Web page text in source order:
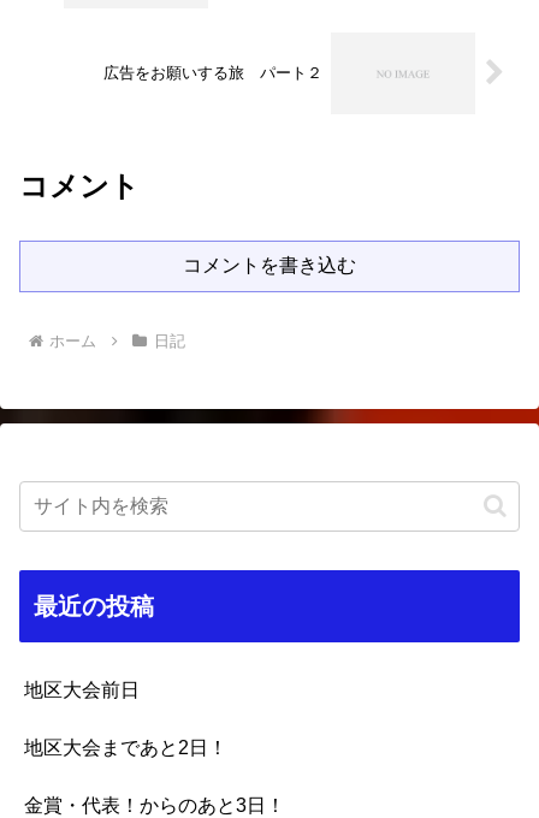
広告をお願いする旅 パート２
コメント
コメントを書き込む
ホーム 日記
最近の投稿
地区大会前日
地区大会まであと2日！
金賞・代表！からのあと3日！